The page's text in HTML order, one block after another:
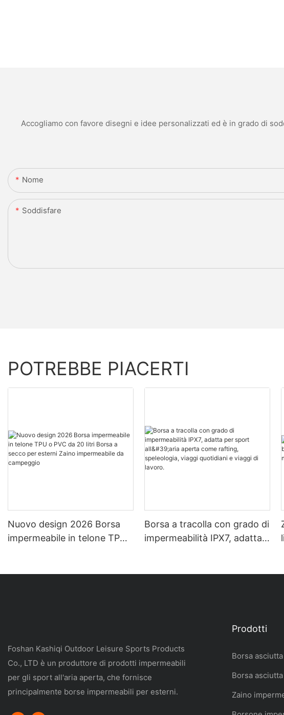
Accogliamo con favore disegni e idee personalizzati ed è in grado di
Nome
Soddisfare
POTREBBE PIACERTI
Nuovo design 2026 Borsa
impermeabile in telone TPU
Borsa a tracolla con grado di
impermeabilità IPX7, adatta
Foshan Kashiqi Outdoor Leisure Sports Products
Co., LTD è un produttore di prodotti impermeabili
per gli sport all'aria aperta, che fornisce
principalmente borse impermeabili per esterni.
Prodotti
Borsa
Borsa
Zaino